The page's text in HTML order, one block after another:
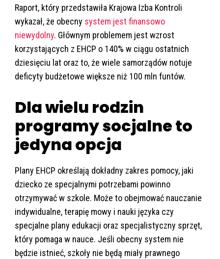
Raport, który przedstawiła Krajowa Izba Kontroli
wykazał, że obecny system jest finansowo
niewydolny. Głównym problemem jest wzrost
korzystających z EHCP o 140% w ciągu ostatnich
dziesięciu lat oraz to, że wiele samorządów notuje
deficyty budżetowe większe niż 100 mln funtów.
Dla wielu rodzin
programy socjalne to
jedyna opcja
Plany EHCP określają dokładny zakres pomocy, jaki
dziecko ze specjalnymi potrzebami powinno
otrzymywać w szkole. Może to obejmować nauczanie
indywidualne, terapię mowy i nauki języka czy
specjalne plany edukacji oraz specjalistyczny sprzęt,
który pomaga w nauce. Jeśli obecny system nie
będzie istnieć, szkoły nie będą miały prawnego